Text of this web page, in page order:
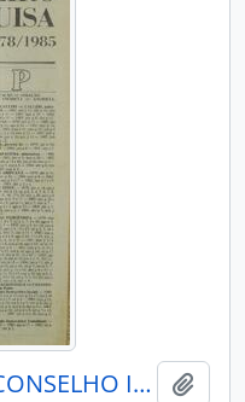
PORANTIM - BRASÍLIA CONSELHO INDIGENISTA MISSIONÁRIO - 19781985 - Nº02